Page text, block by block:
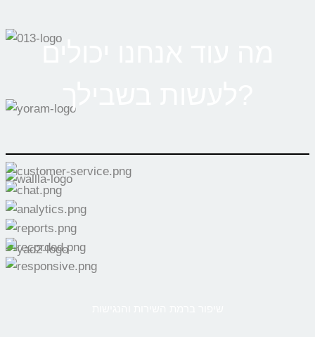
מה עוד אנחנו יכולים